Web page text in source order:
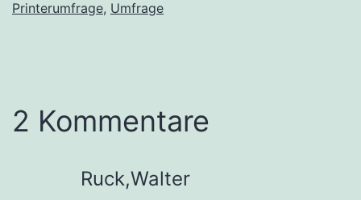
Printerumfrage, Umfrage
2 Kommentare
Ruck,Walter